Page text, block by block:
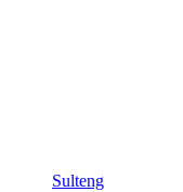
Sulteng